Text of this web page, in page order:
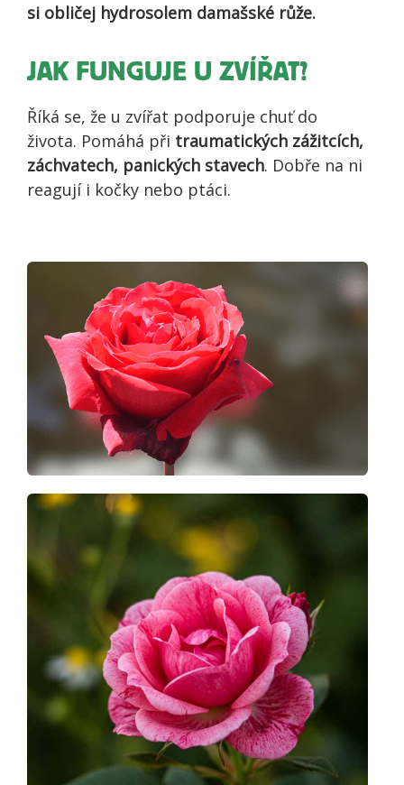
si obličej hydrosolem damašské růže.
JAK FUNGUJE U ZVÍŘAT?
Říká se, že u zvířat podporuje chuť do
života. Pomáhá při traumatických zážitcích,
záchvatech, panických stavech. Dobře na ni
reagují i kočky nebo ptáci.